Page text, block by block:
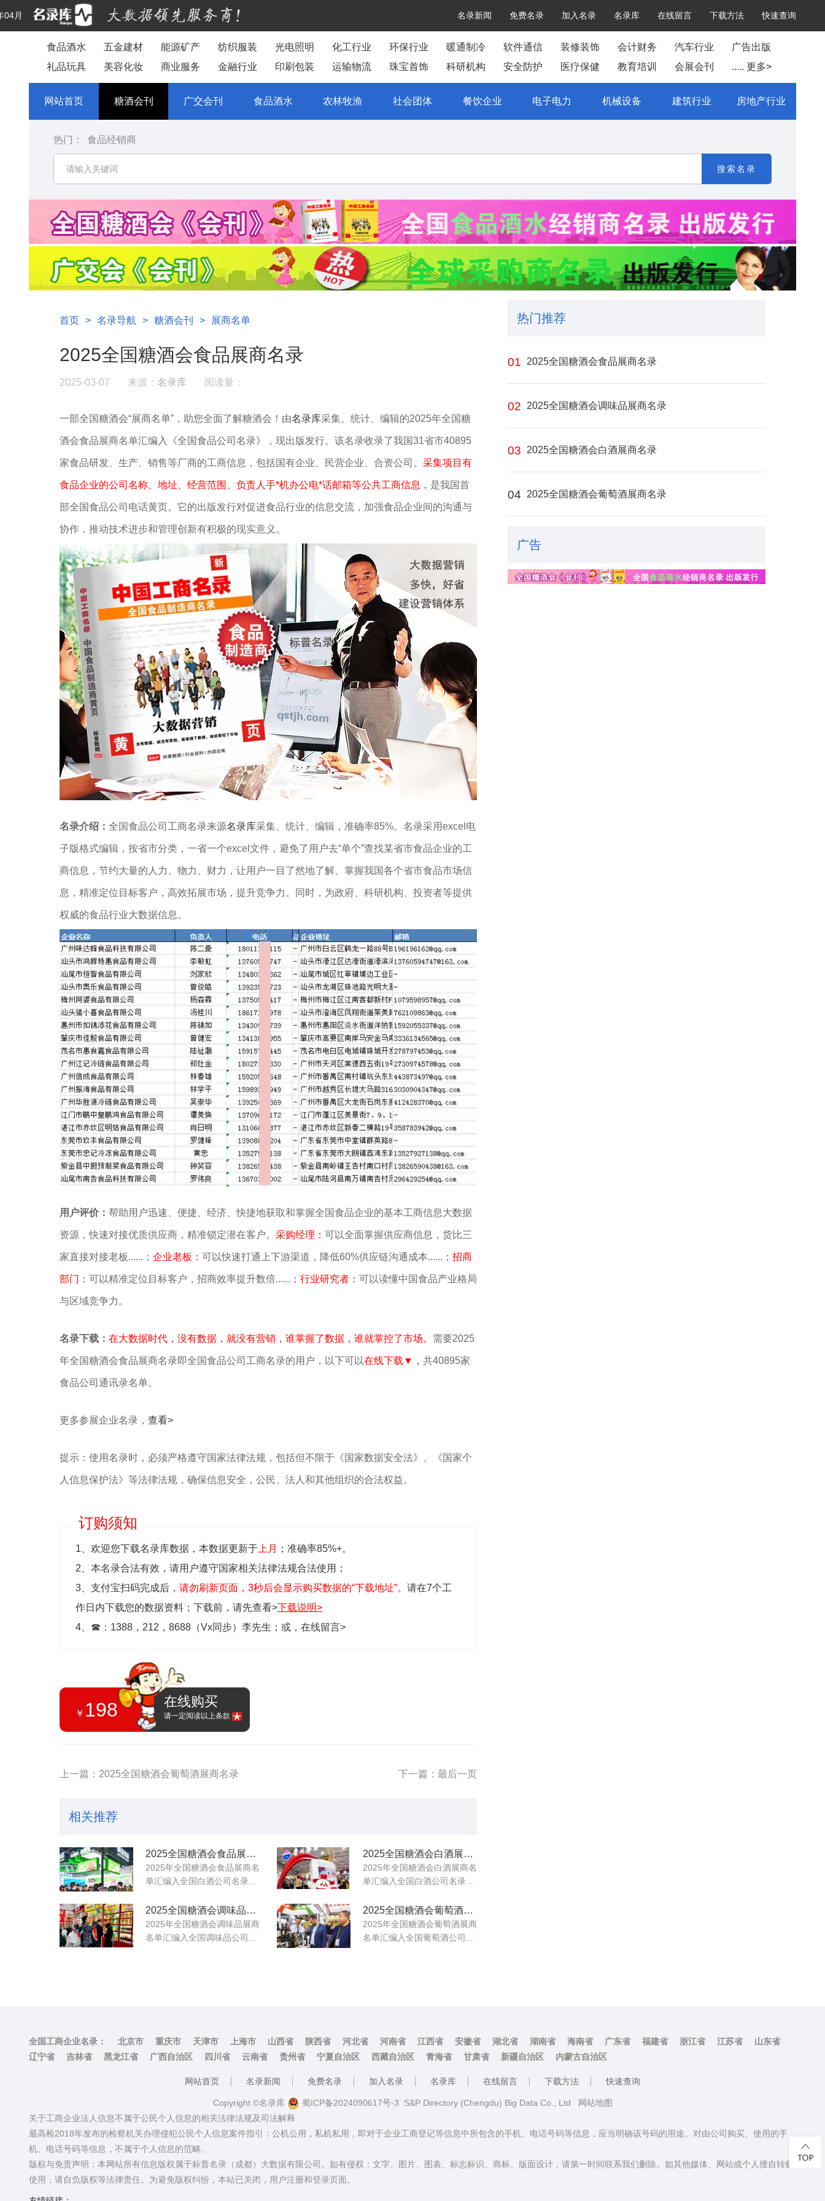
名录新闻 免费名录 加入名录 名录库 在线留言 下载方法 快速查询
04月
食品酒水 五金建材 能源矿产 纺织服装 光电照明 化工行业 环保行业 暖通制冷 软件通信 装修装饰 会计财务 汽车行业
广告出版
礼品玩具
美容化妆 商业服务 金融行业 印刷包装 运输物流 珠宝首饰 科研机构 安全防护 医疗保健 教育培训 会展会刊 ..... 更多>
网站首页 糖酒会刊 广交会刊 食品酒水 农林牧渔 社会团体 餐饮企业 电子电力 机械设备 建筑行业 房地产行业
热门： 食品经销商
搜索名录
首页 > 名录导航 > 糖酒会刊 > 展商名单
2025全国糖酒会食品展商名录
2025-03-07 来源： 名录库 阅读量：
一部全国糖酒会“展商名单”，助您全面了解糖酒会！由名录库采集、统计、编辑的2025年全国糖
酒会食品展商名单汇编入《全国食品公司名录》，现出版发行。该名录收录了我国31省市40895
家食品研发、生产、销售等厂商的工商信息，包括国有企业、民营企业、合资公司。 采集项目有
食品企业的公司名称、地址、经营范围、负责人手*机办公电*话邮箱等公共工商信息， 是我国首
部全国食品公司电话黄页。它的出版发行对促进食品行业的信息交流，加强食品企业间的沟通与
协作，推动技术进步和管理创新有积极的现实意义。
名录介绍： 全国食品公司工商名录来源名录库采集、统计、编辑，准确率85%。名录采用excel电
子版格式编辑，按省市分类，一省一个excel文件，避免了用户去“单个”查找某省市食品企业的工
商信息，节约大量的人力、物力、财力，让用户一目了然地了解、掌握我国各个省市食品市场信
息，精准定位目标客户，高效拓展市场，提升竞争力。同时，为政府、科研机构、投资者等提供
权威的食品行业大数据信息。
用户评价： 帮助用户迅速、便捷、经济、快捷地获取和掌握全国食品企业的基本工商信息大数据
资源，快速对接优质供应商，精准锁定潜在客户。 采购经理： 可以全面掌握供应商信息，货比三
家直接对接老板......； 企业老板： 可以快速打通上下游渠道，降低60%供应链沟通成本......； 招商
部门： 可以精准定位目标客户，招商效率提升数倍......； 行业研究者： 可以读懂中国食品产业格局
与区域竞争力。
名录下载： 在大数据时代，没有数据，就没有营销，谁掌握了数据，谁就掌控了市场。 需要2025
年全国糖酒会食品展商名录即全国食品公司工商名录的用户，以下可以在线下载▼， 共40895家
食品公司通讯录名单。
更多参展企业名录， 查看>
提示：使用名录时，必须严格遵守国家法律法规，包括但不限于《国家数据安全法》、《国家个
人信息保护法》等‌法律法规，确保信息安全，公民、法人和其他组织的合法权益。
订购须知
1、欢迎您下载名录库数据，本数据更新于 上月
；准确率85%+。
2、本名录合法有效，请用户遵守国家相关法律法规合法使用；
3、支付宝扫码完成后， 请勿刷新页面，3秒后会显示购买数据的“下载地址”。 请在7个工
作日内下载您的数据资料； 下载前，请先查看>下载说明>
4、 ☎ ：1388，212，8688（Vx同步）李先生；或， 在线留言>
￥ 198 在线购买
请一定阅读以上条款
上一篇：2025全国糖酒会葡萄酒展商名录 下一篇：最后一页
相关推荐
2025全国糖酒会食品展商名录
2025年全国糖酒会食品展商名
单汇编入全国白酒公司名录...
2025全国糖酒会白酒展商名录
2025年全国糖酒会白酒展商名
单汇编入全国白酒公司名录...
2025全国糖酒会调味品展商名录
2025年全国糖酒会调味品展商
名单汇编入全国调味品公司...
2025全国糖酒会葡萄酒展商名录
2025年全国糖酒会葡萄酒展商
名单汇编入全国葡萄酒公司...
热门推荐
01 2025全国糖酒会食品展商名录
02 2025全国糖酒会调味品展商名录
03 2025全国糖酒会白酒展商名录
04 2025全国糖酒会葡萄酒展商名录
广告
全国工商企业名录： 北京市 重庆市 天津市 上海市 山西省 陕西省 河北省 河南省 江西省 安徽省 湖北省 湖南省 海南省 广东省 福建省 浙江省 江苏省
山东省
辽宁省
吉林省 黑龙江省 广西自治区 四川省 云南省 贵州省 宁夏自治区 西藏自治区 青海省 甘肃省 新疆自治区 内蒙古自治区
网站首页 名录新闻 免费名录 加入名录 名录库 在线留言 下载方法 快速查询
Copyright ©名录库 蜀ICP备2024090617号-3 S&P Directory (Chengdu) Big Data Co., Ltd
网站地图
关于工商企业法人信息不属于公民个人信息的相关法律法规及司法解释
最高检2018年发布的检察机关办理侵犯公民个人信息案件指引：公机公用，私机私用，即对于企业工商登记等信息中所包含的手机、电话号码等信息，应当明确该号码的用途。对由公司购买、使用的手
机、电话号码等信息，不属于个人信息的范畴。
版权与免责声明：本网站所有信息版权属于标普名录（成都）大数据有限公司。如有侵权：文字、图片、图表、标志标识、商标、版面设计，请第一时间联系我们删除。如其他媒体、网站或个人擅自转载
使用，请自负版权等法律责任。为避免版权纠纷，本站已关闭，用户注册和登录页面。